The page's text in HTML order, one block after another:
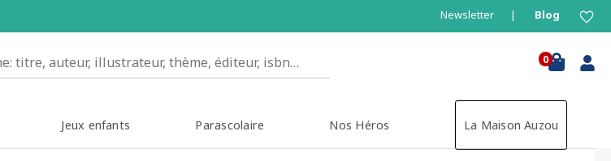
Newsletter Blog
0
Jeux enfants Parascolaire Nos Héros La Maison Auzou